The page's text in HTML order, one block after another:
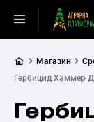
Магазин
Гербицид Хаммер